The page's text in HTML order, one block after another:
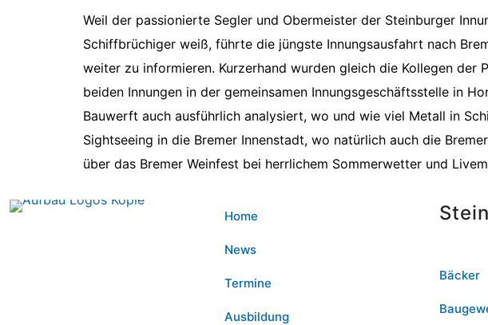
Weil der passionierte Segler und Obermeister der Steinburger
Schiffbrüchiger weiß, führte die jüngste Innungsausfahrt nach
weiter zu informieren. Kurzerhand wurden gleich die Kollegen der
beiden Innungen in der gemeinsamen Innungsgeschäftsstelle in
Bauwerft auch ausführlich analysiert, wo und wie viel Metall in
Sightseeing in die Bremer Innenstadt, wo natürlich auch die
über das Bremer Weinfest bei herrlichem Sommerwetter und
Home
News
Termine
Ausbildung
Bäcker